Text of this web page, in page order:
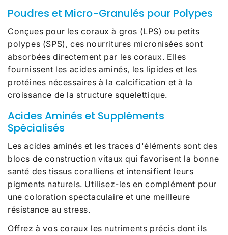
Poudres et Micro-Granulés pour Polypes
Conçues pour les coraux à gros (LPS) ou petits
polypes (SPS), ces nourritures micronisées sont
absorbées directement par les coraux. Elles
fournissent les acides aminés, les lipides et les
protéines nécessaires à la calcification et à la
croissance de la structure squelettique.
Acides Aminés et Suppléments
Spécialisés
Les acides aminés et les traces d'éléments sont des
blocs de construction vitaux qui favorisent la bonne
santé des tissus coralliens et intensifient leurs
pigments naturels. Utilisez-les en complément pour
une coloration spectaculaire et une meilleure
résistance au stress.
Offrez à vos coraux les nutriments précis dont ils